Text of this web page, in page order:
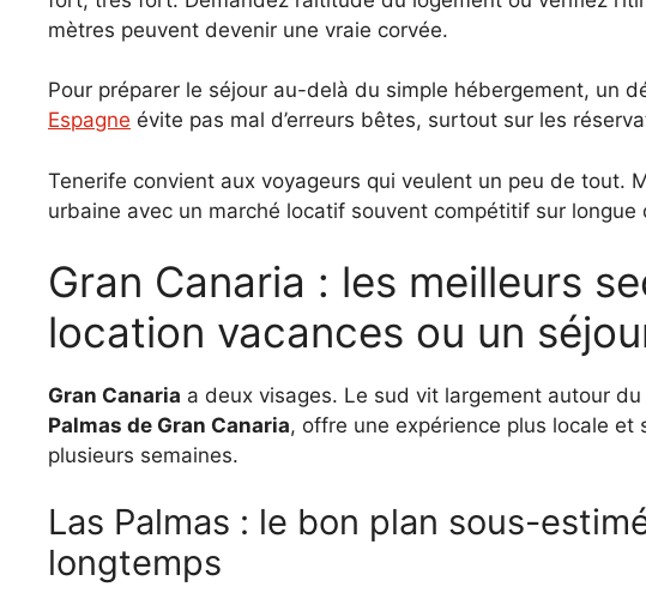
mètres peuvent devenir une vraie corvée.
Pour préparer le séjour au-delà du simple hébergement, un
Espagne évite pas mal d’erreurs bêtes, surtout sur les
Tenerife convient aux voyageurs qui veulent un peu de tout.
urbaine avec un marché locatif souvent compétitif sur
Gran Canaria : les meilleurs secteurs pour une
location vacances ou un
Gran Canaria a deux visages. Le sud vit largement autour
Palmas de Gran Canaria, offre une expérience plus locale
plusieurs semaines.
Las Palmas : le bon plan sous-estimé pour rester plus
longtemps